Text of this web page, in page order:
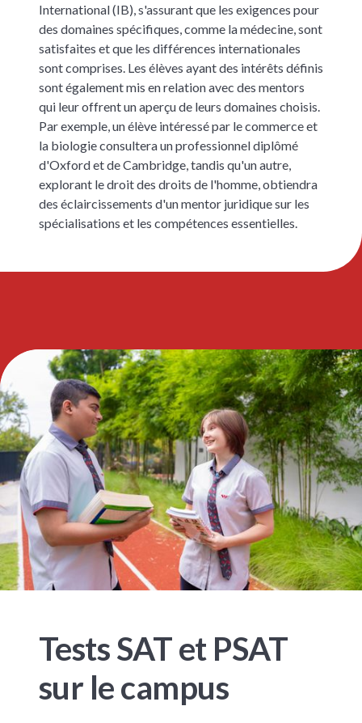
International (IB), s'assurant que les exigences pour
des domaines spécifiques, comme la médecine, sont
satisfaites et que les différences internationales
sont comprises. Les élèves ayant des intérêts définis
sont également mis en relation avec des mentors
qui leur offrent un aperçu de leurs domaines choisis.
Par exemple, un élève intéressé par le commerce et
la biologie consultera un professionnel diplômé
d'Oxford et de Cambridge, tandis qu'un autre,
explorant le droit des droits de l'homme, obtiendra
des éclaircissements d'un mentor juridique sur les
spécialisations et les compétences essentielles.
Tests SAT et PSAT
sur le campus